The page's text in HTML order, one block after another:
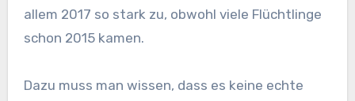
allem 2017 so stark zu, obwohl viele Flüchtlinge
schon 2015 kamen.
Dazu muss man wissen, dass es keine echte